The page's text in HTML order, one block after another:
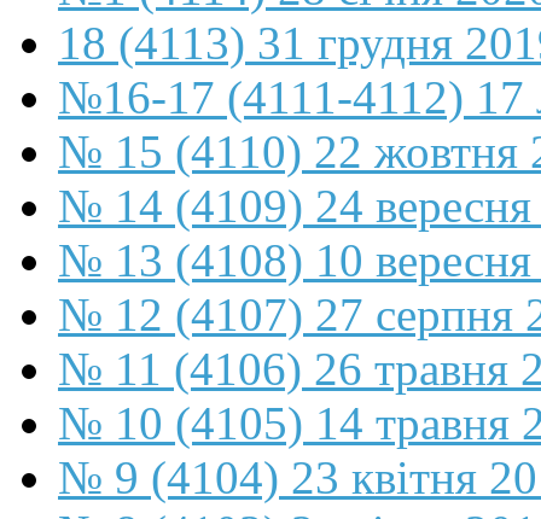
18 (4113) 31 грудня
№16-17 (4111-4112) 17
№ 15 (4110) 22 жовтня
№ 14 (4109) 24
№ 13 (4108) 10
№ 12 (4107) 27 серпня
№ 11 (4106) 26 травня
№ 10 (4105) 14 травня
№ 9 (4104) 23 квітня